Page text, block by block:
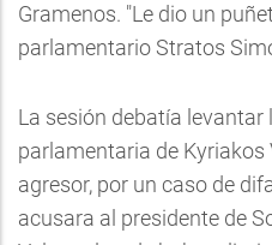
Gramenos. "Le dio un
parlamentario Stratos
La sesión debatía levantar
parlamentaria de Kyriakos
agresor, por un caso de
acusara al presidente de